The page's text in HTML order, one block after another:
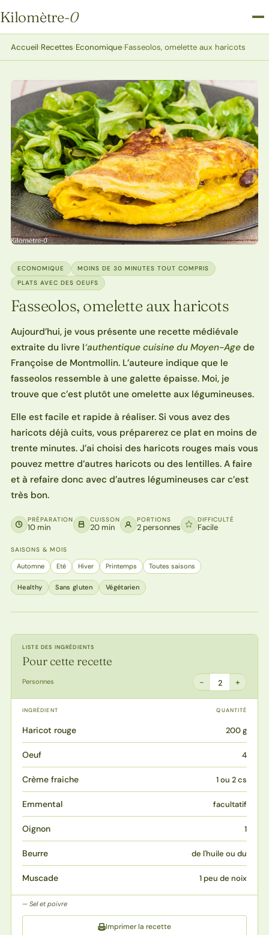
Kilomètre-0
Kilomètre-0
Accueil›Recettes›Economique›Fasseolos, omelette aux haricots
ECONOMIQUE
MOINS DE 30 MINUTES TOUT COMPRIS
PLATS AVEC DES OEUFS
Fasseolos, omelette aux haricots
Aujourd’hui, je vous présente une recette médiévale
extraite du livre l‘authentique cuisine du Moyen-Agede
Françoise de Montmollin. L’auteure indique que le
fasseolos ressemble à une galette épaisse. Moi, je
trouve que c’est plutôt une omelette aux légumineuses.
Elle est facile et rapide à réaliser. Si vous avez des
haricots déjà cuits, vous préparerez ce plat en moins de
trente minutes. J’ai choisi des haricots rouges mais vous
pouvez mettre d’autres haricots ou des lentilles. A faire
et à refaire donc avec d’autres légumineuses car c’est
très bon.
PRÉPARATION
10 min
CUISSON
20 min
PORTIONS
2 personnes
DIFFICULTÉ
Facile
SAISONS & MOIS
Automne Eté Hiver Printemps Toutes saisons
Healthy Sans gluten Végétarien
LISTE DES INGRÉDIENTS
Pour cette recette
Personnes − 2 +
INGRÉDIENT QUANTITÉ
Haricot rouge 200 g
Oeuf 4
Crème fraiche 1 ou 2 cs
Emmental facultatif
Oignon 1
Beurre de l'huile ou du
Muscade 1 peu de noix
Sel et poivre
Imprimer la recette